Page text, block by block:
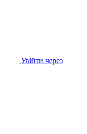
Увійти через